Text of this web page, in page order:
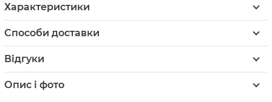
Характеристики
Способи доставки
Відгуки
Опис і фото